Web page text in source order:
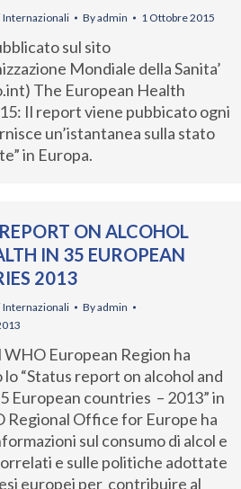
Internazionali Byadmin 1 Ottobre 2015
sul sito
Mondiale della Sanita’
The European Health
Il report viene pubbicato ogni
un’istantanea sulla stato
in Europa.
ON ALCOHOL
IN 35 EUROPEAN
2013
Internazionali Byadmin
WHO European Region ha
“Status report on alcohol and
European countries – 2013” in
Regional Office for Europe ha
sul consumo di alcol e
e sulle politiche adottate
europei per contribuire al